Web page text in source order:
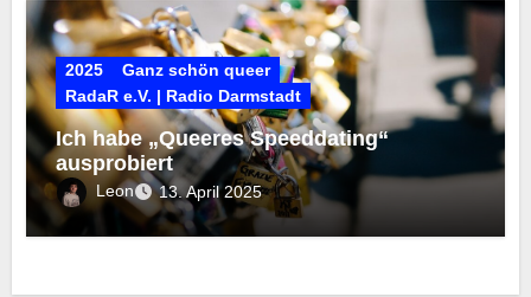
2025
Ganz schön queer
RadaR e.V. | Radio Darmstadt
Ich habe „Queeres Speeddating“
ausprobiert
Leon 13. April 2025